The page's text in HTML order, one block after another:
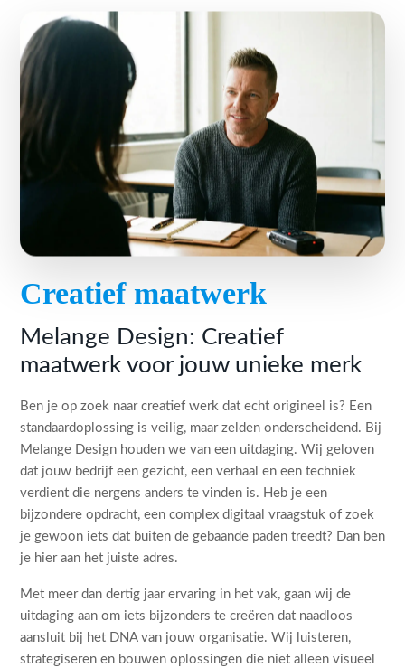
Creatief maatwerk
Melange Design: Creatief
maatwerk voor jouw unieke merk
Ben je op zoek naar creatief werk dat echt origineel is? Een
standaardoplossing is veilig, maar zelden onderscheidend. Bij
Melange Design houden we van een uitdaging. Wij geloven
dat jouw bedrijf een gezicht, een verhaal en een techniek
verdient die nergens anders te vinden is. Heb je een
bijzondere opdracht, een complex digitaal vraagstuk of zoek
je gewoon iets dat buiten de gebaande paden treedt? Dan ben
je hier aan het juiste adres.
Met meer dan dertig jaar ervaring in het vak, gaan wij de
uitdaging aan om iets bijzonders te creëren dat naadloos
aansluit bij het DNA van jouw organisatie. Wij luisteren,
strategiseren en bouwen oplossingen die niet alleen visueel